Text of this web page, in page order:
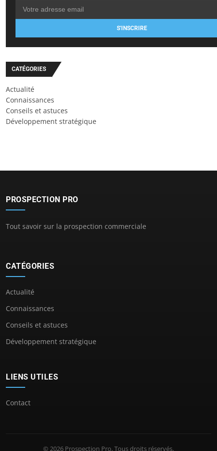
S'INSCRIRE
CATÉGORIES
Actualité
Connaissances
Conseils et astuces
Développement stratégique
PROSPECTION PRO
Tout savoir sur la prospection commerciale
CATÉGORIES
Actualité
Connaissances
Conseils et astuces
Développement stratégique
LIENS UTILES
Contact
© 2026 Prospection Pro. Tous droits réservés.